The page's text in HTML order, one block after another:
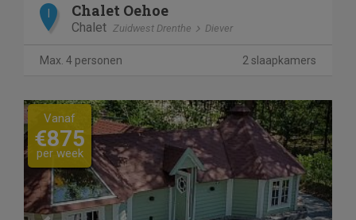
Chalet Oehoe
Chalet Zuidwest Drenthe Diever
Max. 4 personen 2 slaapkamers
Previous Next
Vanaf
€875
per week